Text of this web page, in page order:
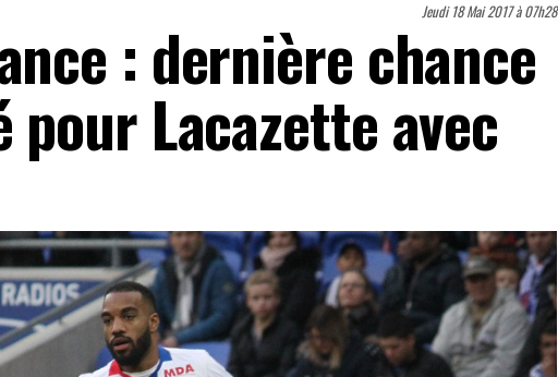
Jeudi 18 Mai 2017 à 07h28
: dernière chance
pour Lacazette avec